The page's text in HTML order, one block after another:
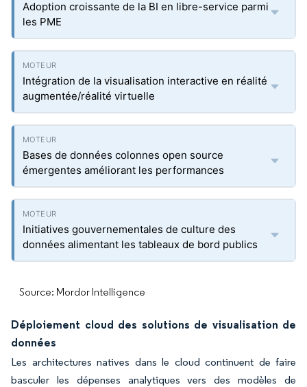
Adoption croissante de la BI en libre-service parmi
les PME
Intégration de la visualisation interactive en réalité
augmentée/réalité virtuelle
Bases de données colonnes open source
émergentes améliorant les performances
Initiatives gouvernementales de culture des
données alimentant les tableaux de bord publics
Source: Mordor Intelligence
Déploiement cloud des solutions de visualisation de
données
Les architectures natives dans le cloud continuent de faire
basculer les dépenses analytiques vers des modèles de